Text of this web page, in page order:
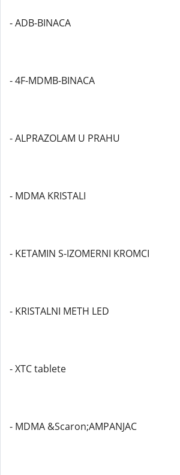
- ADB-BINACA
- 4F-MDMB-BINACA
- ALPRAZOLAM U PRAHU
- MDMA KRISTALI
- KETAMIN S-IZOMERNI KROMCI
- KRISTALNI METH LED
- XTC tablete
- MDMA &Scaron;AMPANJAC